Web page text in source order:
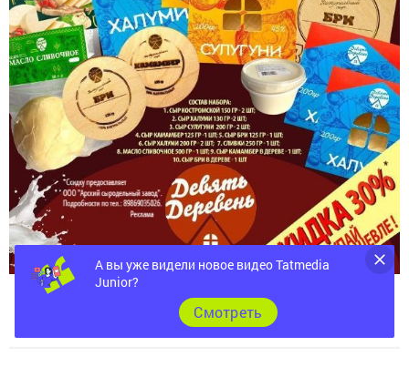
А вы уже видели новое видео Tatmedia
Junior?
Cмотреть